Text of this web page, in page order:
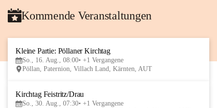
Kommende Veranstaltungen
Kleine Partie: Pöllaner Kirchtag
So., 16. Aug., 08:00 +1 Vergangene
Pöllan, Paternion, Villach Land, Kärnten, AUT
Kirchtag Feistritz/Drau
So., 30. Aug., 07:30 +1 Vergangene